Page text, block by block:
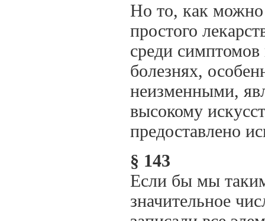
Но то, как
простого
среди
болезнях,
неизменными,
высокому
предоставлено
§ 143
Если бы мы
значительное